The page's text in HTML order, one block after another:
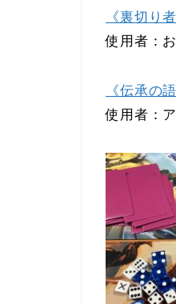
《裏切り
使用者：
《伝承の
使用者：